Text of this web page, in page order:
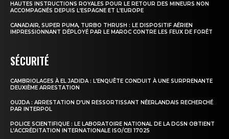
HAUTES INSTRUCTIONS ROYALES POUR LE RETOUR DES MINEURS NON
ACCOMPAGNÉS DEPUIS L’ESPAGNE ET L’EUROPE
CANADAIR, SUPER PUMA, TURBO THRUSH : LE DISPOSITIF AÉRIEN
IMPRESSIONNANT DÉPLOYÉ PAR LE MAROC CONTRE LES FEUX DE FORÊT
SÉCURITÉ
CAMBRIOLAGES À EL JADIDA : L’ENQUÊTE CONDUIT À UNE SURPRENANTE
DEUXIÈME ARRESTATION
OUJDA : ARRESTATION D’UN RESSORTISSANT NÉERLANDAIS RECHERCHÉ
PAR INTERPOL
POLICE SCIENTIFIQUE : LE LABORATOIRE NATIONAL DE LA DGSN OBTIENT
L’ACCRÉDITATION INTERNATIONALE ISO/CEI 17025